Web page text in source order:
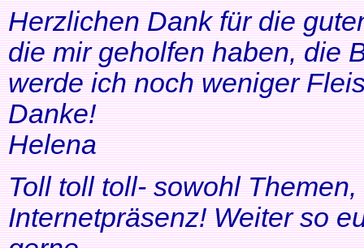
Herzlichen Dank für die
die mir geholfen haben, die
werde ich noch weniger
Danke!
Helena
Toll toll toll- sowohl
Internetpräsenz! Weiter so